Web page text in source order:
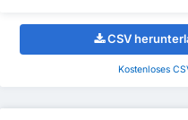
CSV
Kostenloses